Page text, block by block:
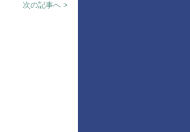
次の記事へ >